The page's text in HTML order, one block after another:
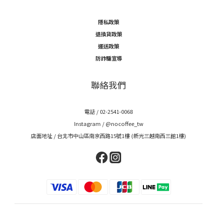
隱私政策
退換貨政策
運送政策
防詐騙宣導
聯絡我們
電話 / 02-2541-0068
Instagram / @nocoffee_tw
店面地址 / 台北市中山區南京西路15號1樓 (新光三越南西三館1樓)